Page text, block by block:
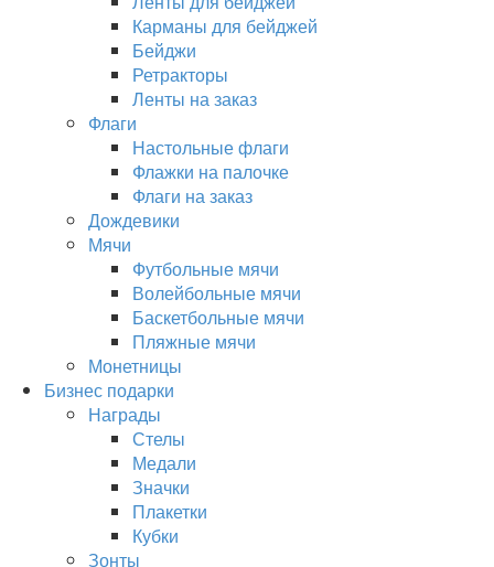
Карманы для бейджей
Бейджи
Ретракторы
Ленты на заказ
Флаги
Настольные флаги
Флажки на палочке
Флаги на заказ
Дождевики
Мячи
Футбольные мячи
Волейбольные мячи
Баскетбольные мячи
Пляжные мячи
Монетницы
Бизнес подарки
Награды
Стелы
Медали
Значки
Плакетки
Кубки
Зонты